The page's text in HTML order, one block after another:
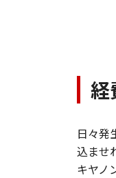
経
日々発
込ませ
キヤノ